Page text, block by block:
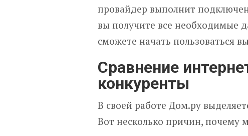
провайдер выполнит
вы получите все необходимые
сможете начать пользоваться
Сравнение
конкуренты
В своей работе Дом.ру
Вот несколько причин,